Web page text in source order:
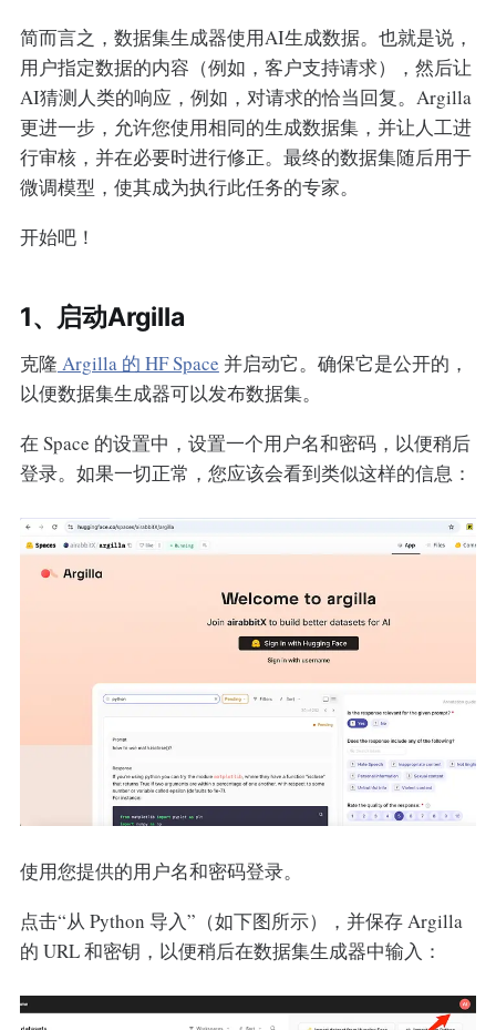
简而言之，数据集生成器使用AI生成数据。也就是说，
用户指定数据的内容（例如，客户支持请求），然后让
AI猜测人类的响应，例如，对请求的恰当回复。Argilla
更进一步，允许您使用相同的生成数据集，并让人工进
行审核，并在必要时进行修正。最终的数据集随后用于
微调模型，使其成为执行此任务的专家。
开始吧！
1、启动Argilla
克隆 Argilla 的 HF Space 并启动它。确保它是公开的，
以便数据集生成器可以发布数据集。
在 Space 的设置中，设置一个用户名和密码，以便稍后
登录。如果一切正常，您应该会看到类似这样的信息：
使用您提供的用户名和密码登录。
点击“从 Python 导入”（如下图所示），并保存 Argilla
的 URL 和密钥，以便稍后在数据集生成器中输入：